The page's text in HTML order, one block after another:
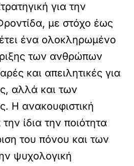
για την
με στόχο έως
ένα ολοκληρωμένο
των ανθρώπων
και απειλητικές για
αλλά και των
Η ανακουφιστική
ίδια την ποιότητα
του πόνου και των
ψυχολογική